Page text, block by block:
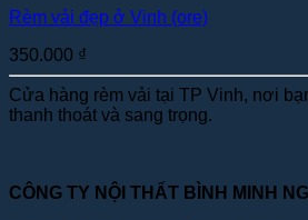
Rèm vải đẹp ở Vinh (ore)
350.000 ₫
Cửa hàng rèm vải tại TP Vinh, nơi
thanh thoát và sang trọng.
CÔNG TY NỘI THẤT BÌNH MINH